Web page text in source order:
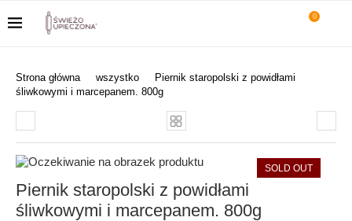
0
Strona główna wszystko
Piernik staropolski z powidłami
śliwkowymi i marcepanem. 800g
SOLD OUT
Piernik staropolski z powidłami
śliwkowymi i marcepanem. 800g